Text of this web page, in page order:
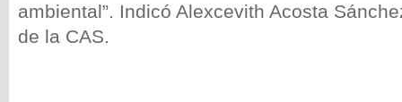
ambiental”. Indicó Alexcevith Acosta
de la CAS.